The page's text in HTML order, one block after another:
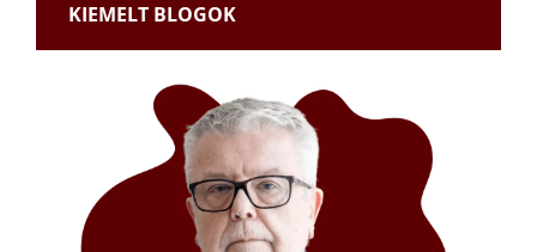
KIEMELT BLOGOK